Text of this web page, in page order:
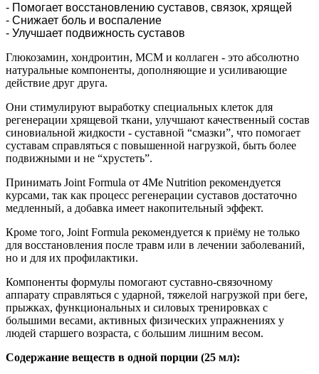
- Помогает восстановлению суставов, связок, хрящей
- Снижает боль и воспаление
- Улучшает подвижность суставов
Глюкозамин, хондроитин, МСМ и коллаген - это абсолютно
натуральные компоненты, дополняющие и усиливающие
действие друг друга.
Они стимулируют выработку специальных клеток для
регенерации хрящевой ткани, улучшают качественный состав
синовиальной жидкости - суставной “смазки”, что помогает
суставам справляться с повышенной нагрузкой, быть более
подвижными и не “хрустеть”.
Принимать Joint Formula от 4Me Nutrition рекомендуется
курсами, так как процесс регенерации суставов достаточно
медленный, а добавка имеет накопительный эффект.
Кроме того, Joint Formula рекомендуется к приёму не только
для восстановления после травм или в лечении заболеваний,
но и для их профилактики.
Компоненты формулы помогают суставно-связочному
аппарату справляться с ударной, тяжелой нагрузкой при беге,
прыжках, функциональных и силовых тренировках с
большими весами, активных физических упражнениях у
людей старшего возраста, с большим лишним весом.
Содержание веществ в одной порции (25 мл):